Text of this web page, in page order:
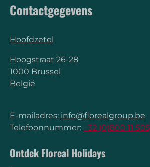
Contactgegevens
Hoofdzetel
Hoogstraat 26-28
1000 Brussel
België
E-mailadres: info@florealgroup.be
Telefoonnummer: +32 (0)800 11 505
Ontdek Floreal Holidays